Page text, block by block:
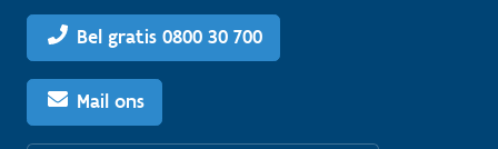
Bel gratis 0800 30 700
Mail ons